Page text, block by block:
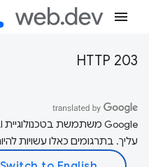
HTTP 203
עליך. בתרגומים כאלו עשויות